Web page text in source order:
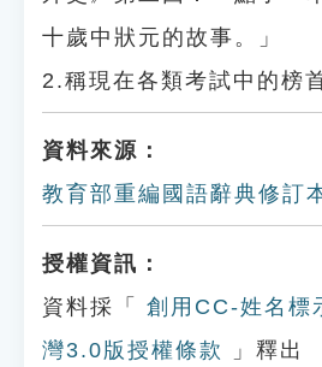
十歲中狀元的故事。」
2.稱現在各類考試中的榜
資料來源：
教育部重編國語辭典修訂
授權資訊：
資料採「
創用CC-姓名標
灣3.0版授權條款
」釋出